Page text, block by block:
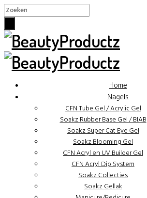
Home
Nagels
CFN Tube Gel / Acrylic Gel
Soakz Rubber Base Gel / BIAB
Soakz Super Cat Eye Gel
Soakz Blooming Gel
CFN Acryl en UV Builder Gel
CFN Acryl Dip System
Soakz Collecties
Soakz Gellak